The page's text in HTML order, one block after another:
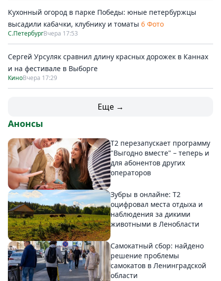
Кухонный огород в парке Победы: юные петербуржцы
высадили кабачки, клубнику и томаты 6 Фото
С.ПетербургВчера 17:53
Сергей Урсуляк сравнил длину красных дорожек в Каннах
и на фестивале в Выборге
КиноВчера 17:29
Еще →
Анонсы
Т2 перезапускает программу
"Выгодно вместе" – теперь и
для абонентов других
операторов
Зубры в онлайне: Т2
оцифровал места отдыха и
наблюдения за дикими
животными в Ленобласти
Самокатный сбор: найдено
решение проблемы
самокатов в Ленинградской
области